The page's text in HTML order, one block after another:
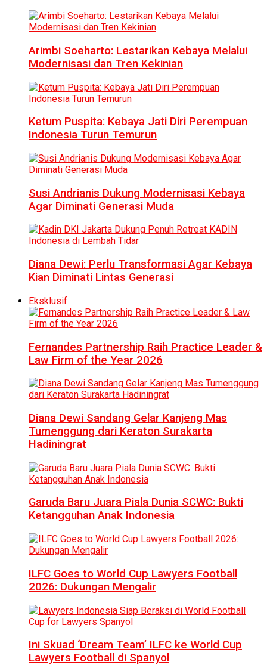
Arimbi Soeharto: Lestarikan Kebaya Melalui
Modernisasi dan Tren Kekinian
Ketum Puspita: Kebaya Jati Diri Perempuan
Indonesia Turun Temurun
Susi Andrianis Dukung Modernisasi Kebaya
Agar Diminati Generasi Muda
Diana Dewi: Perlu Transformasi Agar Kebaya
Kian Diminati Lintas Generasi
Eksklusif
Fernandes Partnership Raih Practice Leader &
Law Firm of the Year 2026
Diana Dewi Sandang Gelar Kanjeng Mas
Tumenggung dari Keraton Surakarta
Hadiningrat
Garuda Baru Juara Piala Dunia SCWC: Bukti
Ketangguhan Anak Indonesia
ILFC Goes to World Cup Lawyers Football
2026: Dukungan Mengalir
Ini Skuad ‘Dream Team’ ILFC ke World Cup
Lawyers Football di Spanyol